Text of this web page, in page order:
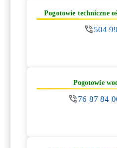
Pogotowie techniczne
504
Pogotowie
76 87 84